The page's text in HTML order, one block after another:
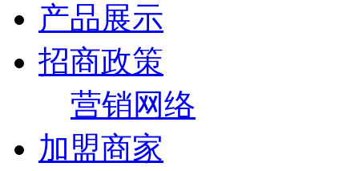
产品展示
招商政策
营销网络
加盟商家